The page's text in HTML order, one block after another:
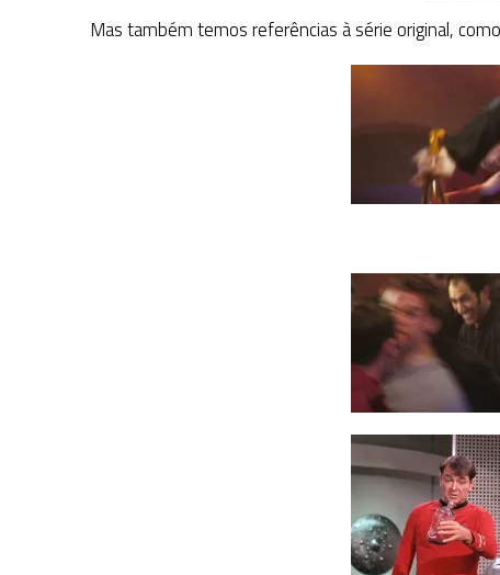
Mas também temos referências à série original,